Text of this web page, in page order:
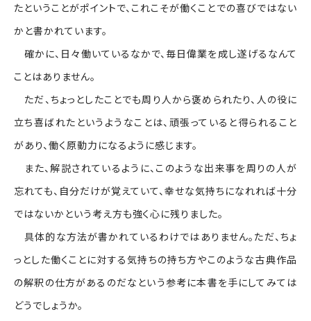
たということがポイントで、これこそが働くことでの喜びではない
かと書かれています。
確かに、日々働いているなかで、毎日偉業を成し遂げるなんて
ことはありません。
ただ、ちょっとしたことでも周り人から褒められたり、人の役に
立ち喜ばれたというようなことは、頑張っていると得られること
があり、働く原動力になるように感じます。
また、解説されているように、このような出来事を周りの人が
忘れても、自分だけが覚えていて、幸せな気持ちになれれば十分
ではないかという考え方も強く心に残りました。
具体的な方法が書かれているわけではありません。ただ、ちょ
っとした働くことに対する気持ちの持ち方やこのような古典作品
の解釈の仕方があるのだなという参考に本書を手にしてみては
どうでしょうか。